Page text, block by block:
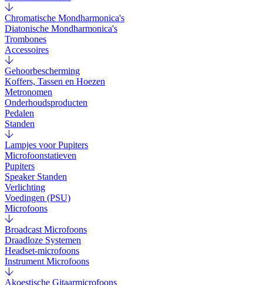
Chromatische Mondharmonica's
Diatonische Mondharmonica's
Trombones
Accessoires
Gehoorbescherming
Koffers, Tassen en Hoezen
Metronomen
Onderhoudsproducten
Pedalen
Standen
Lampjes voor Pupiters
Microfoonstatieven
Pupiters
Speaker Standen
Verlichting
Voedingen (PSU)
Microfoons
Broadcast Microfoons
Draadloze Systemen
Headset-microfoons
Instrument Microfoons
Akoestische Gitaarmicrofoons